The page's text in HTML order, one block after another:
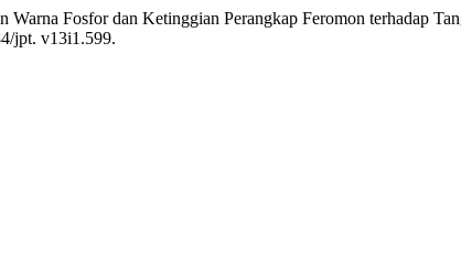
Fosfor dan Ketinggian Perangkap Feromon terhadap
jpt. v13i1.599.